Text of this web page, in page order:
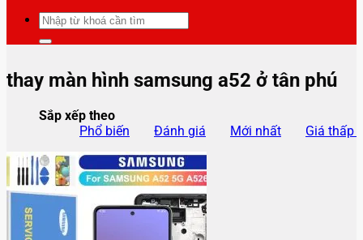
Tìm
kiếm:
thay màn hình samsung a52 ở tân phú
Sắp xếp theo
Phổ biến
Đánh giá Mới nhất Giá thấp